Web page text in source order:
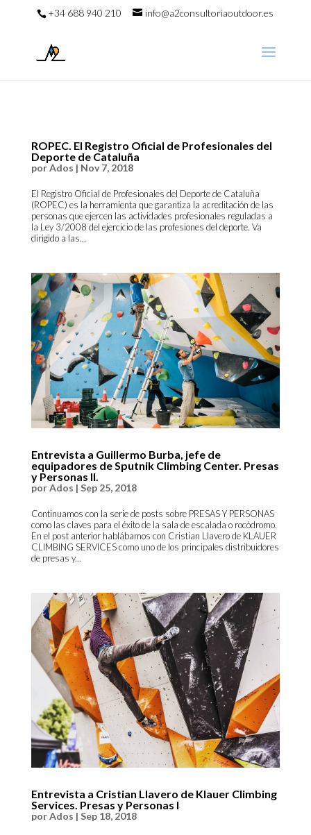
+34 688 940 210 info@a2consultoriaoutdoor.es
ROPEC. El Registro Oficial de Profesionales del
Deporte de Cataluña
porAdos | Nov 7, 2018
El Registro Oficial de Profesionales del Deporte de Cataluña
(ROPEC) es la herramienta que garantiza la acreditación de las
personas que ejercen las actividades profesionales reguladas a
la Ley 3/2008 del ejercicio de las profesiones del deporte. Va
dirigido a las...
Entrevista a Guillermo Burba, jefe de
equipadores de Sputnik Climbing Center. Presas
y Personas II.
porAdos | Sep 25, 2018
Continuamos con la serie de posts sobre PRESAS Y PERSONAS
como las claves para el éxito de la sala de escalada o rocódromo.
En el post anterior hablábamos con Cristian Llavero de KLAUER
CLIMBING SERVICES como uno de los principales distribuidores
de presas y...
Entrevista a Cristian Llavero de Klauer Climbing
Services. Presas y Personas I
porAdos | Sep 18, 2018